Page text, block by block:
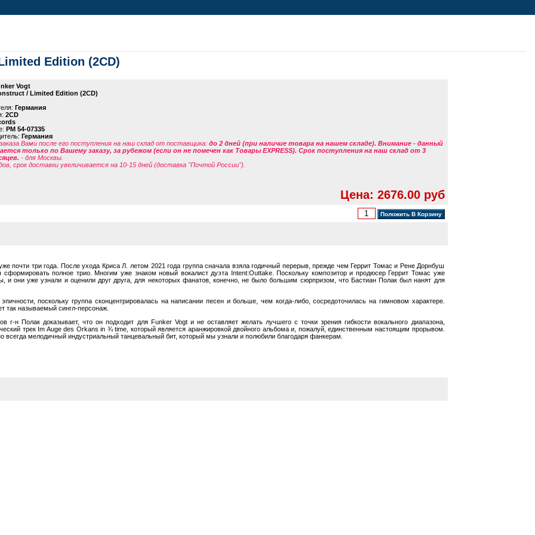
Edition (2CD)
Vogt
/ Limited Edition (2CD)
Германия
2CD
PM 54-07335
Германия
Вами после его поступления на наш склад от поставщика: до 2 дней (при наличие товара на нашем складе). Внимание - данный
только по Вашему заказу, за рубежом (если он не помечен как Товары EXPRESS). Срок поступления на наш склад от 3
- для Москвы.
срок доставки увеличивается на 10-15 дней (доставка "Почтой России").
Цена: 2676.00 руб
почти три года. После ухода Криса Л. летом 2021 года группа сначала взяла годичный перерыв, прежде чем Геррит Томас и Рене Дорнбуш
полное трио. Многим уже знаком новый вокалист дуэта Intent:Outtake. Поскольку композитор и продюсер Геррит Томас уже
и они уже узнали и оценили друг друга, для некоторых фанатов, конечно, не было большим сюрпризом, что Бастиан Полак был нанят для
поскольку группа сконцентрировалась на написании песен и больше, чем когда-либо, сосредоточилась на гимновом характере.
так называемый сингл-персонаж.
г-н Полак доказывает, что он подходит для Funker Vogt и не оставляет желать лучшего с точки зрения гибкости вокального диапазона,
трек Im Auge des Orkans in ¾ time, который является аранжировкой двойного альбома и, пожалуй, единственным настоящим прорывом.
всегда мелодичный индустриальный танцевальный бит, который мы узнали и полюбили благодаря фанкерам.